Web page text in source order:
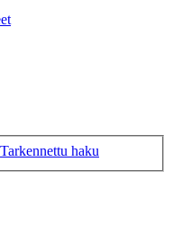
Tarkennettu haku